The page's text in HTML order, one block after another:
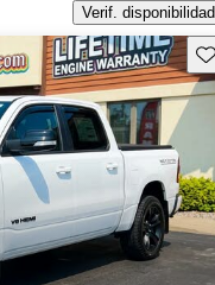
Verif. disponibilidad